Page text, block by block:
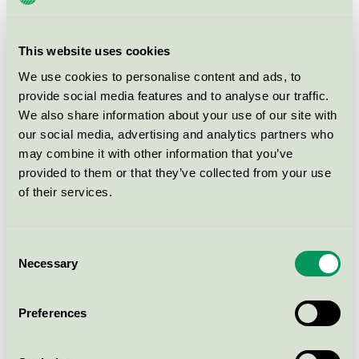
This website uses cookies
We use cookies to personalise content and ads, to
provide social media features and to analyse our traffic.
We also share information about your use of our site with
our social media, advertising and analytics partners who
may combine it with other information that you’ve
provided to them or that they’ve collected from your use
of their services.
Selection
Necessary
Preferences
Svanen / Kiilto Pro / Allrengöringsmedel för
professionell användning
Kiilto Total Fresh, 5 l
Svanen / Kiilto Pro / Allrengöringsmedel för
professionell användning
Svanen / Maskindiskmedel för professionellt bruk